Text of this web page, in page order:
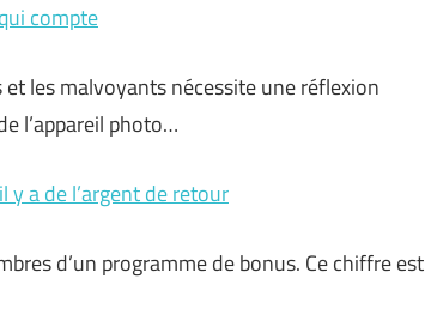
compte
les malvoyants nécessite une réflexion
l’appareil photo…
y a de l’argent de retour
d’un programme de bonus. Ce chiffre est